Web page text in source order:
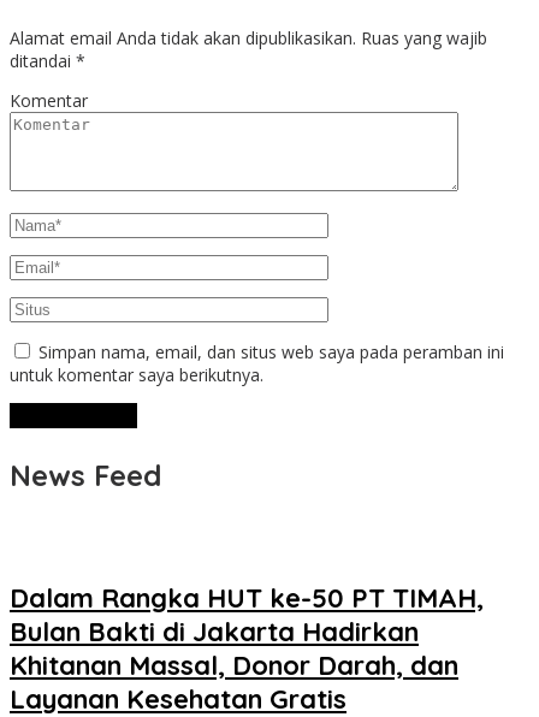
Alamat email Anda tidak akan dipublikasikan. Ruas yang wajib
ditandai *
Komentar
Simpan nama, email, dan situs web saya pada peramban ini
untuk komentar saya berikutnya.
News Feed
Dalam Rangka HUT ke-50 PT TIMAH,
Bulan Bakti di Jakarta Hadirkan
Khitanan Massal, Donor Darah, dan
Layanan Kesehatan Gratis